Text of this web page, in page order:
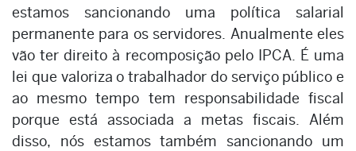
estamos sancionando uma política salarial
permanente para os servidores. Anualmente eles
vão ter direito à recomposição pelo IPCA. É uma
lei que valoriza o trabalhador do serviço público e
ao mesmo tempo tem responsabilidade fiscal
porque está associada a metas fiscais. Além
disso, nós estamos também sancionando um